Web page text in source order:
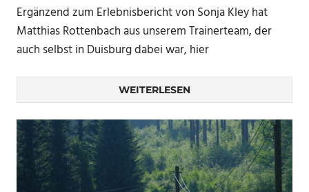
Ergänzend zum Erlebnisbericht von Sonja Kley hat
Matthias Rottenbach aus unserem Trainerteam, der
auch selbst in Duisburg dabei war, hier
WEITERLESEN